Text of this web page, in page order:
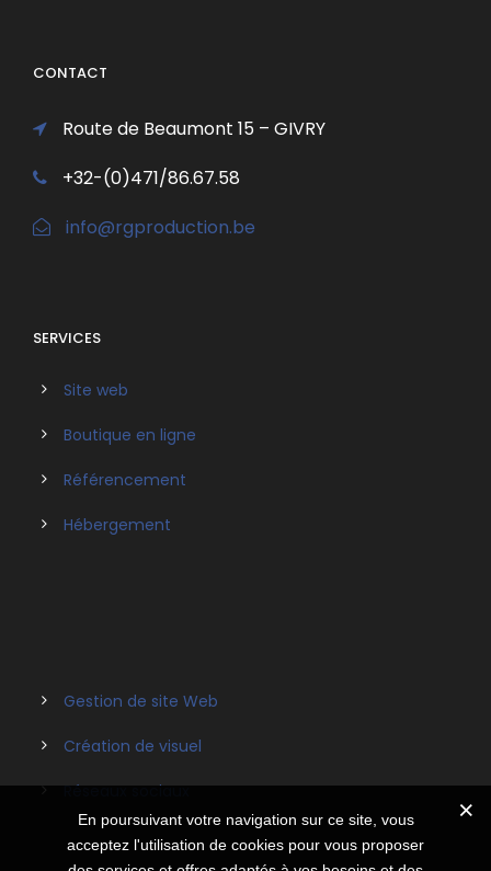
CONTACT
Route de Beaumont 15 – GIVRY
+32-(0)471/86.67.58
info@rgproduction.be
SERVICES
Site web
Boutique en ligne
Référencement
Hébergement
Gestion de site Web
Création de visuel
Réseaux sociaux
En poursuivant votre navigation sur ce site, vous
acceptez l'utilisation de cookies pour vous proposer